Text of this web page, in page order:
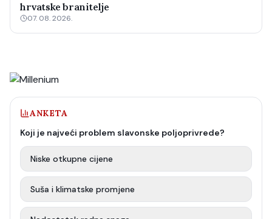
hrvatske branitelje
07. 08. 2026.
ANKETA
Koji je najveći problem slavonske poljoprivrede?
Niske otkupne cijene
Suša i klimatske promjene